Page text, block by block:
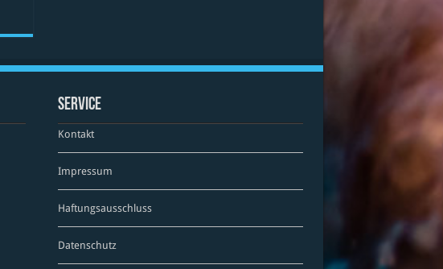
Service
Kontakt
Impressum
Haftungsausschluss
Datenschutz